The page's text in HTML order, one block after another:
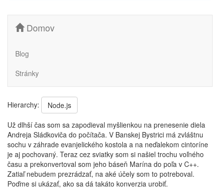
Domov
Blog
Stránky
Hierarchy:
Node.js
Už dlhší čas som sa zapodieval myšlienkou na prenesenie diela
Andreja Sládkoviča do počítača. V Banskej Bystrici má zvláštnu
sochu v záhrade evanjelického kostola a na neďalekom cintoríne
je aj pochovaný. Teraz cez sviatky som si našiel trochu voľného
času a prekonvertoval som jeho báseň Marína do poľa v C++.
Zatiaľ nebudem prezrádzať, na aké účely som to potreboval.
Poďme si ukázať, ako sa dá takáto konverzia urobiť.